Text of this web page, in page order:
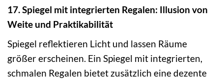
17. Spiegel mit integrierten Regalen: Illusion von
Weite und Praktikabilität
Spiegel reflektieren Licht und lassen Räume
größer erscheinen. Ein Spiegel mit integrierten,
schmalen Regalen bietet zusätzlich eine dezente